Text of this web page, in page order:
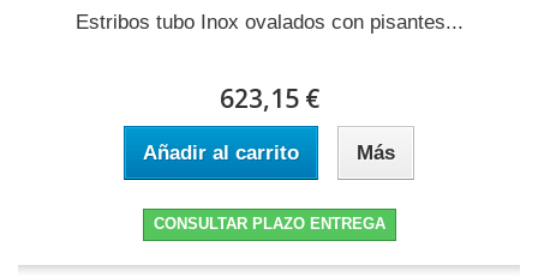
Estribos tubo Inox ovalados con pisantes...
623,15 €
Añadir al carrito Más
CONSULTAR PLAZO ENTREGA